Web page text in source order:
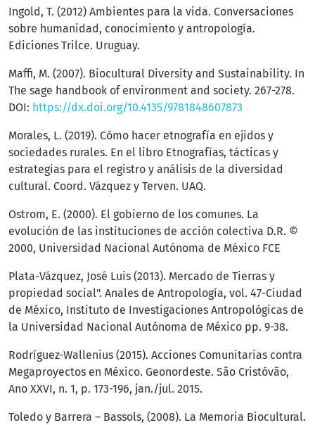
Ingold, T. (2012) Ambientes para la vida. Conversaciones
sobre humanidad, conocimiento y antropología.
Ediciones Trilce. Uruguay.
Maffi, M. (2007). Biocultural Diversity and Sustainability. In
The sage handbook of environment and society. 267-278.
DOI: https://dx.doi.org/10.4135/9781848607873
Morales, L. (2019). Cómo hacer etnografía en ejidos y
sociedades rurales. En el libro Etnografías, tácticas y
estrategias para el registro y análisis de la diversidad
cultural. Coord. Vázquez y Terven. UAQ.
Ostrom, E. (2000). El gobierno de los comunes. La
evolución de las instituciones de acción colectiva D.R. ©
2000, Universidad Nacional Autónoma de México FCE
Plata-Vázquez, José Luis (2013). Mercado de Tierras y
propiedad social". Anales de Antropología, vol. 47-Ciudad
de México, Instituto de Investigaciones Antropológicas de
la Universidad Nacional Autónoma de México pp. 9-38.
Rodríguez-Wallenius (2015). Acciones Comunitarias contra
Megaproyectos en México. Geonordeste. São Cristóvão,
Ano XXVI, n. 1, p. 173-196, jan./jul. 2015.
Toledo y Barrera – Bassols, (2008). La Memoria Biocultural.